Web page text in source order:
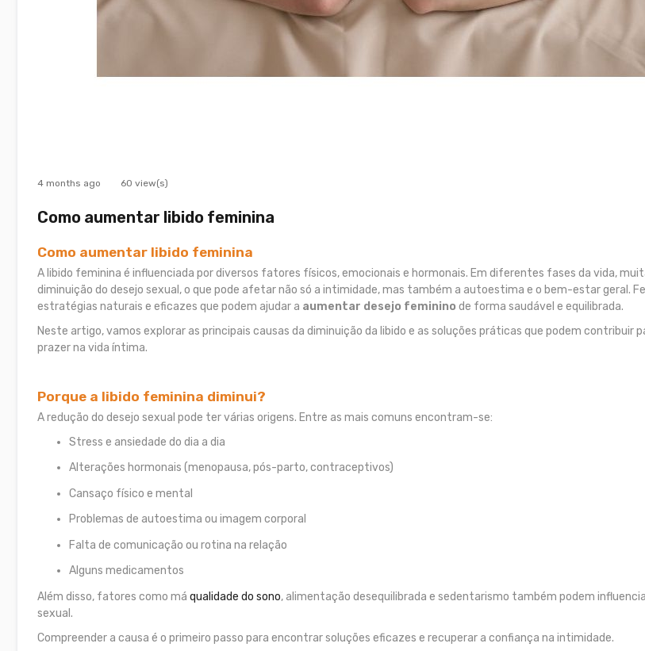
4 months ago 60 view(s)
Como aumentar libido feminina
Como aumentar libido feminina
A libido feminina é influenciada por diversos fatores físicos, emocionais e hormonais. Em diferentes fases da vida,
diminuição do desejo sexual, o que pode afetar não só a intimidade, mas também a autoestima e o bem-estar geral.
estratégias naturais e eficazes que podem ajudar a aumentar desejo feminino de forma saudável e equilibrada.
Neste artigo, vamos explorar as principais causas da diminuição da libido e as soluções práticas que podem contribuir
prazer na vida íntima.
Porque a libido feminina diminui?
A redução do desejo sexual pode ter várias origens. Entre as mais comuns encontram-se:
Stress e ansiedade do dia a dia
Alterações hormonais (menopausa, pós-parto, contraceptivos)
Cansaço físico e mental
Problemas de autoestima ou imagem corporal
Falta de comunicação ou rotina na relação
Alguns medicamentos
Além disso, fatores como má qualidade do sono, alimentação desequilibrada e sedentarismo também podem
sexual.
Compreender a causa é o primeiro passo para encontrar soluções eficazes e recuperar a confiança na intimidade.